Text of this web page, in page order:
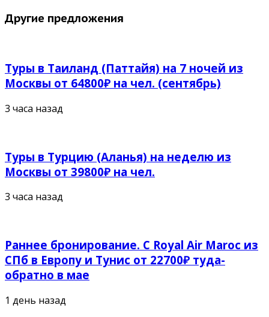
Другие предложения
Туры в Таиланд (Паттайя) на 7 ночей из
Москвы от 64800₽ на чел. (сентябрь)
3 часа назад
Туры в Турцию (Аланья) на неделю из
Москвы от 39800₽ на чел.
3 часа назад
Раннее бронирование. С Royal Air Maroc из
СПб в Европу и Тунис от 22700₽ туда-
обратно в мае
1 день назад